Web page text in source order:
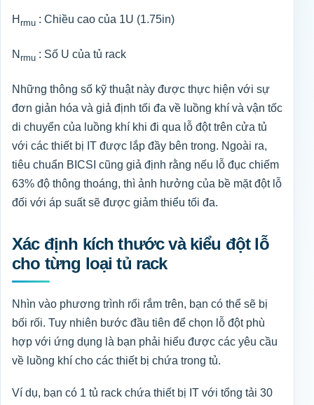
H rmu : Chiều cao của 1U (1.75in)
N rmu : Số U của tủ rack
Những thông số kỹ thuật này được thực hiện với sự
đơn giản hóa và giả định tối đa về luồng khí và vận tốc
di chuyển của luồng khí khi đi qua lỗ đột trên cửa tủ
với các thiết bị IT được lắp đầy bên trong. Ngoài ra,
tiêu chuẩn BICSI cũng giả định rằng nếu lỗ đục chiếm
63% độ thông thoáng, thì ảnh hưởng của bề mặt đột lỗ
đối với áp suất sẽ được giảm thiểu tối đa.
Xác định kích thước và kiểu đột lỗ
cho từng loại tủ rack
Nhìn vào phương trình rối rắm trên, bạn có thể sẽ bị
bối rối. Tuy nhiên bước đầu tiên để chọn lỗ đột phù
hợp với ứng dụng là bạn phải hiểu được các yêu cầu
về luồng khí cho các thiết bị chứa trong tủ.
Ví dụ, bạn có 1 tủ rack chứa thiết bị IT với tổng tải 30